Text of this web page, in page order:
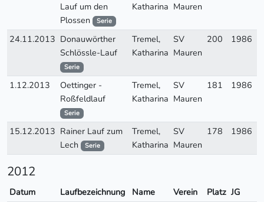
Lauf um den
Plossen
Serie
Katharina Mauren
24.11.2013 Donauwörther
Schlössle-Lauf
Serie
Tremel,
Katharina
SV
Mauren
200 1986
1.12.2013
Oettinger -
Roßfeldlauf
Serie
Tremel,
Katharina
SV
Mauren
181 1986
15.12.2013 Rainer Lauf zum
Lech
Serie
Tremel,
Katharina
SV
Mauren
178 1986
2012
Datum Laufbezeichnung Name Verein Platz JG